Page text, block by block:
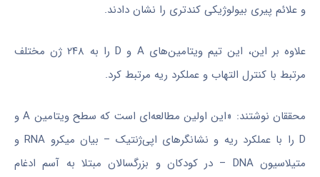
و علائم پیری بیولوژیکی کندتری را نشان دادند.
علاوه بر این، این تیم ویتامین‌های A و D را به ۲۴۸ ژن مختلف
مرتبط با کنترل التهاب و عملکرد ریه مرتبط کرد.
محققان نوشتند: «این اولین مطالعه‌ای است که سطح ویتامین A و
D را با عملکرد ریه و نشانگرهای اپی‌ژنتیک – بیان میکرو RNA و
متیلاسیون DNA – در کودکان و بزرگسالان مبتلا به آسم ادغام